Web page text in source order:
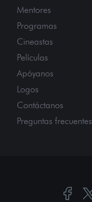
Mentores
Programas
Cineastas
Películas
Apóyanos
Logos
Contáctanos
Preguntas frecuentes